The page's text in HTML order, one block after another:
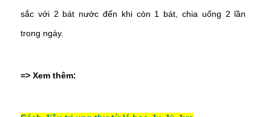
sắc với 2 bát nước đến khi còn 1 bát, chia uống 2 lần
trong ngày.
=> Xem thêm: